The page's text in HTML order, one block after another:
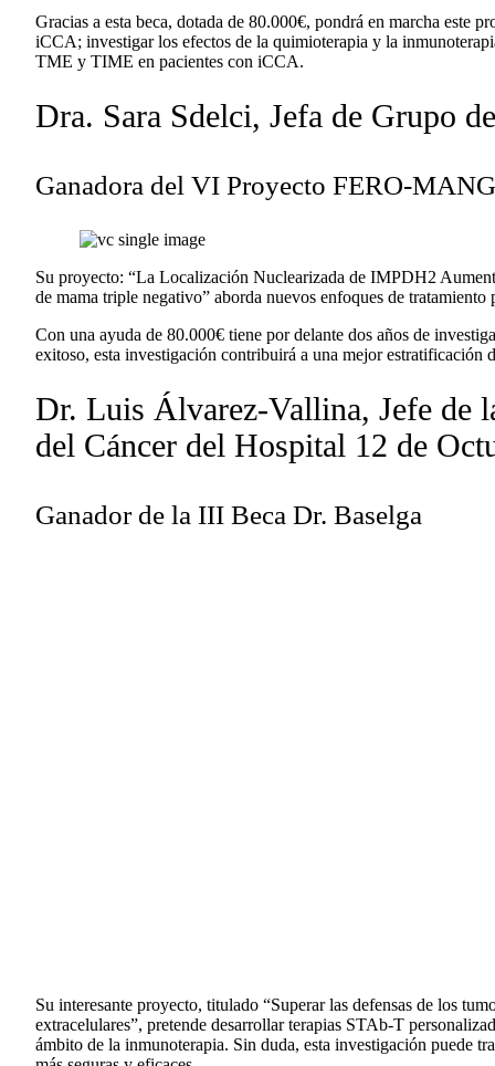
Gracias a esta beca, dotada de 80.000€, pondrá en marcha este
iCCA; investigar los efectos de la quimioterapia y la
TME y TIME en pacientes con iCCA.
Dra. Sara Sdelci, Jefa de Grupo
Ganadora del VI Proyecto FERO-
Su proyecto: “La Localización Nuclearizada de IMPDH2
de mama triple negativo” aborda nuevos enfoques de
Con una ayuda de 80.000€ tiene por delante dos años de
exitoso, esta investigación contribuirá a una mejor estratificación
Dr. Luis Álvarez-Vallina, Jefe de
del Cáncer del Hospital 12 de
Ganador de la III Beca Dr. Baselga
Su interesante proyecto, titulado “Superar las defensas de los
extracelulares”, pretende desarrollar terapias STAb-T
ámbito de la inmunoterapia. Sin duda, esta investigación puede